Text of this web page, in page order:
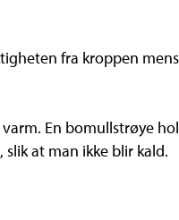
fra kroppen
En bomullstrøye
at man ikke blir kald.